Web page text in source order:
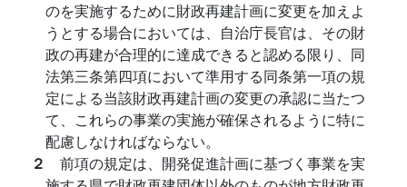
のを実施するために財政再建計画に変更を加えよ
うとする場合においては、自治庁長官は、その財
政の再建が合理的に達成できると認める限り、同
法第三条第四項において準用する同条第一項の規
定による当該財政再建計画の変更の承認に当たつ
て、これらの事業の実施が確保されるように特に
配慮しなければならない。
２ 前項の規定は、開発促進計画に基づく事業を実